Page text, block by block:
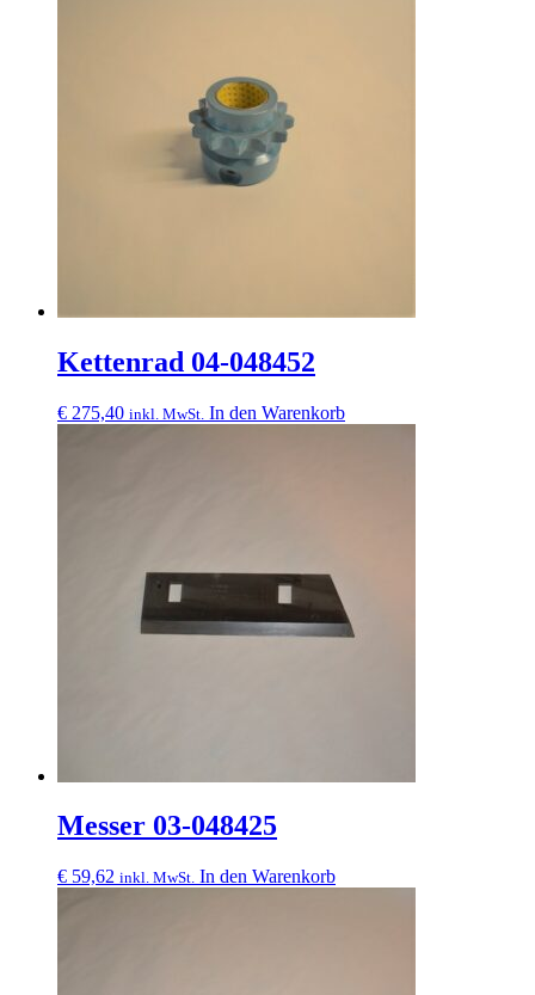
Kettenrad 04-048452
€ 275,40 inkl. MwSt. In den Warenkorb
Messer 03-048425
€ 59,62 inkl. MwSt. In den Warenkorb